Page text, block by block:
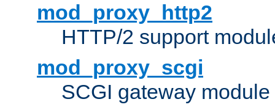
mod_proxy_http2
HTTP/2 support
mod_proxy_scgi
SCGI gateway